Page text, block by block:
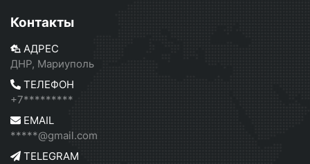
Контакты
АДРЕС
ДНР, Мариуполь
ТЕЛЕФОН
+7*********
EMAIL
*****@gmail.com
TELEGRAM